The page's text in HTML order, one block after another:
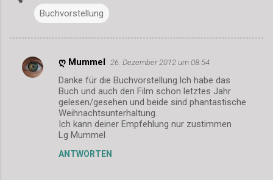
Buchvorstellung
K
ღ Mummel 26. Dezember 2012 um 08:54
Danke für die Buchvorstellung.Ich habe das
Buch und auch den Film schon letztes Jahr
gelesen/gesehen und beide sind phantastische
Weihnachtsunterhaltung.
Ich kann deiner Empfehlung nur zustimmen
Lg Mummel
ANTWORTEN